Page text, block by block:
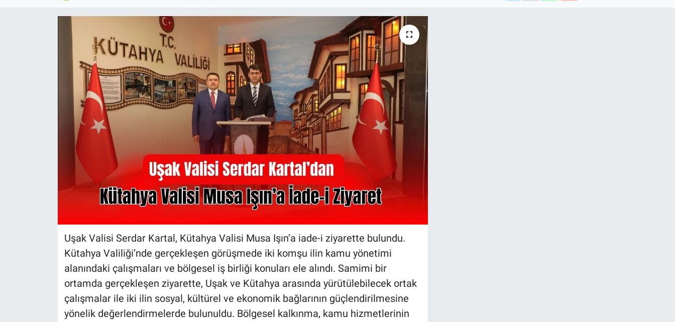
Uşak Valisi Serdar Kartal, Kütahya Valisi Musa Işın’a iade-i ziyarette bulundu.
Kütahya Valiliği’nde gerçekleşen görüşmede iki komşu ilin kamu yönetimi
alanındaki çalışmaları ve bölgesel iş birliği konuları ele alındı. Samimi bir
ortamda gerçekleşen ziyarette, Uşak ve Kütahya arasında yürütülebilecek ortak
çalışmalar ile iki ilin sosyal, kültürel ve ekonomik bağlarının güçlendirilmesine
yönelik değerlendirmelerde bulunuldu. Bölgesel kalkınma, kamu hizmetlerinin